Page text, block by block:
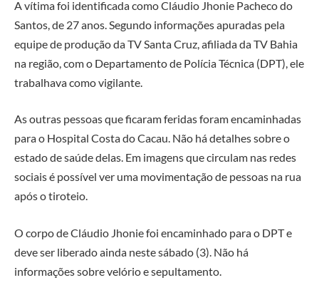
A vítima foi identificada como Cláudio Jhonie Pacheco do
Santos, de 27 anos. Segundo informações apuradas pela
equipe de produção da TV Santa Cruz, afiliada da TV Bahia
na região, com o Departamento de Polícia Técnica (DPT), ele
trabalhava como vigilante.
As outras pessoas que ficaram feridas foram encaminhadas
para o Hospital Costa do Cacau. Não há detalhes sobre o
estado de saúde delas. Em imagens que circulam nas redes
sociais é possível ver uma movimentação de pessoas na rua
após o tiroteio.
O corpo de Cláudio Jhonie foi encaminhado para o DPT e
deve ser liberado ainda neste sábado (3). Não há
informações sobre velório e sepultamento.